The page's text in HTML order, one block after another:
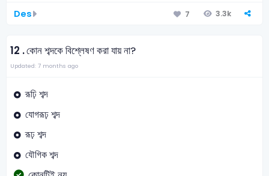
Des 7 3.3k
12 .কোন শব্দকে বিশ্লেষণ করা যায় না?
Updated: 7 months ago
রূঢ়ি শব্দ
যোগরূঢ় শব্দ
রূঢ় শব্দ
যৌগিক শব্দ